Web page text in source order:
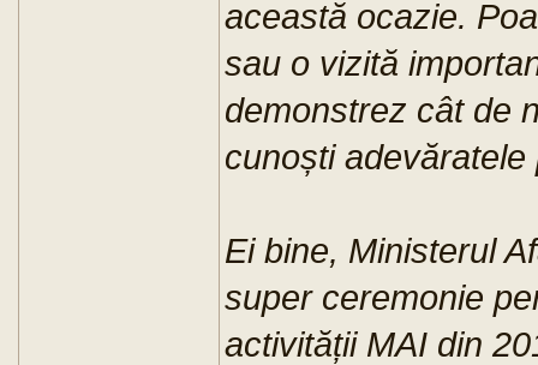
această ocazie.
sau o vizită
demonstrez cât de
cunoști
Ei bine, Ministerul
super ceremonie
activității MAI din